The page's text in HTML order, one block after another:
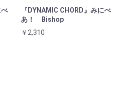
べ
『DYNAMIC CHORD』みにべ
あ！ Bishop
￥2,310